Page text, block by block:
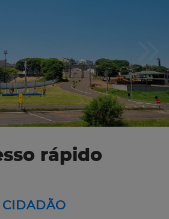
rápido
CIDADÃO